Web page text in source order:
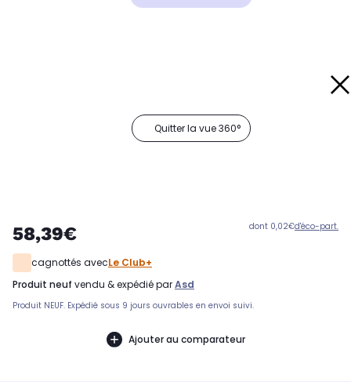
Quitter la vue 360°
58,39€ dont 0,02€d'éco-part.
cagnottés avecLe Club+
produit neuf vendu & expédié parAsd
Produit NEUF. Expédié sous 9 jours ouvrables en envoi suivi.
Ajouter au comparateur